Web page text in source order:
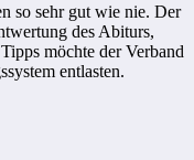
so sehr gut wie nie. Der
des Abiturs,
möchte der Verband
entlasten.